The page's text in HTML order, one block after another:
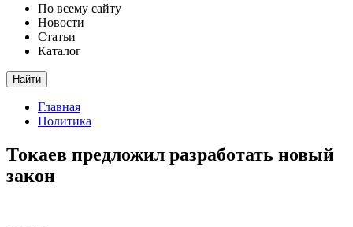
По всему сайту
Новости
Статьи
Каталог
Найти
Главная
Политика
Токаев предложил разработать новый
закон